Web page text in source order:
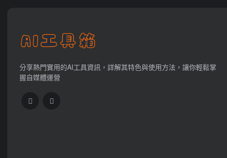
分享熱門實用的AI工具資訊，詳解其特色與使用方法，讓你輕鬆掌
握自媒體運營